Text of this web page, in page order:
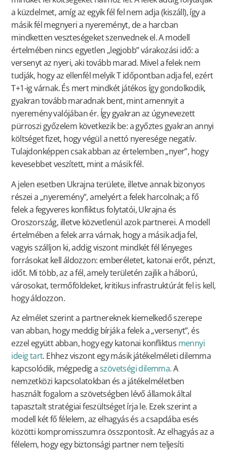
a küzdelmet, amíg az egyik fél fel nem adja (kiszáll), így a
másik fél megnyeri a nyereményt, de a harcban
mindketten veszteségeket szenvednek el. A modell
értelmében nincs egyetlen „legjobb” várakozási idő: a
versenyt az nyeri, aki tovább marad. Mivel a felek nem
tudják, hogy az ellenfél melyik T időpontban adja fel, ezért
T+1-ig várnak. És mert mindkét játékos így gondolkodik,
gyakran tovább maradnak bent, mint amennyit a
nyeremény valójában ér. Így gyakran az úgynevezett
pürroszi győzelem következik be: a győztes gyakran annyi
költséget fizet, hogy végül a nettó nyeresége negatív.
Tulajdonképpen csak abban az értelemben „nyer”, hogy
kevesebbet veszített, mint a másik fél.
A jelen esetben Ukrajna területe, illetve annak bizonyos
részei a „nyeremény”, amelyért a felek harcolnak; a fő
felek a fegyveres konfliktus folytatói, Ukrajna és
Oroszország, illetve közvetlenül azok partnerei. A modell
értelmében a felek arra várnak, hogy a másik adja fel,
vagyis szálljon ki, addig viszont mindkét fél lényeges
forrásokat kell áldozzon: emberéletet, katonai erőt, pénzt,
időt. Mi több, az a fél, amely területén zajlik a háború,
városokat, termőföldeket, kritikus infrastruktúrát fel is kell,
hogy áldozzon.
Az elmélet szerint a partnereknek kiemelkedő szerepe
van abban, hogy meddig bírják a felek a „versenyt”, és
ezzel együtt abban, hogy egy katonai konfliktus mennyi
ideig tart. Ehhez viszont egy másik játékelméleti dilemma
kapcsolódik, mégpedig aszövetségi dilemma.A
nemzetközi kapcsolatokban és a játékelméletben
használt fogalom a szövetségben lévő államok által
tapasztalt stratégiai feszültséget írja le. Ezek szerint a
modell két fő félelem, az elhagyás és a csapdába esés
közötti kompromisszumra összpontosít. Az elhagyás az a
félelem, hogy egy biztonsági partner nem teljesíti